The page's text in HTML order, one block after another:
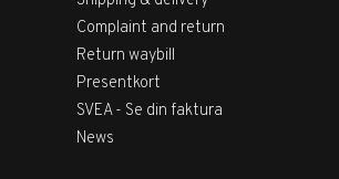
Complaint and return
Return waybill
Presentkort
SVEA - Se din faktura
News